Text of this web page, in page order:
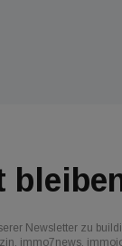
Newsletter zu
immo7news,